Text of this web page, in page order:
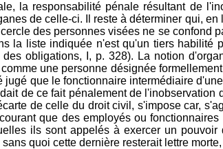
la responsabilité pénale résultant de
de celle-ci. Il reste à déterminer qui,
des personnes visées ne se confond
la liste indiquée n'est qu'un tiers habilité
obligations, I, p. 328). La notion
une personne désignée
jugé que le fonctionnaire intermédiaire
de ce fait pénalement de
de celle du droit civil, s'impose car,
que des employés ou
ils sont appelés à exercer un
quoi cette dernière resterait lettre